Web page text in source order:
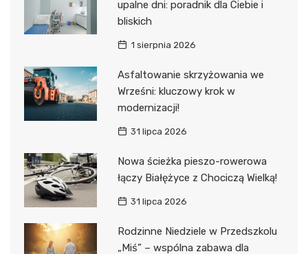
upalne dni: poradnik dla Ciebie i
bliskich
1 sierpnia 2026
Asfaltowanie skrzyżowania we
Wrześni: kluczowy krok w
modernizacji!
31 lipca 2026
Nowa ścieżka pieszo-rowerowa
łączy Białężyce z Chociczą Wielką!
31 lipca 2026
Rodzinne Niedziele w Przedszkolu
„Miś” – wspólna zabawa dla